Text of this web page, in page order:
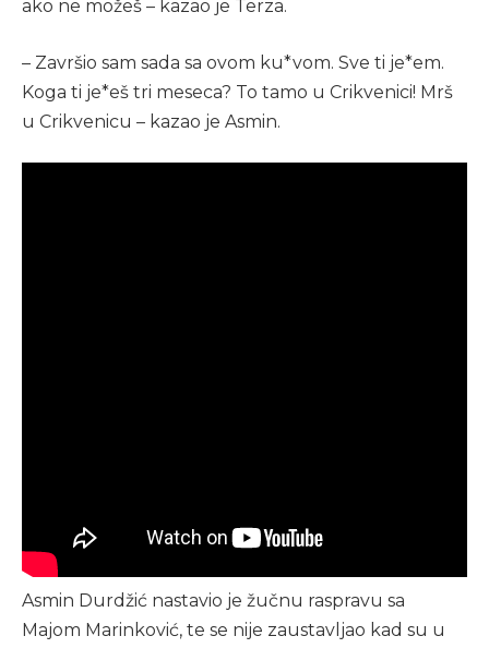
ako ne možeš – kazao je Terza.
– Završio sam sada sa ovom ku*vom. Sve ti je*em.
Koga ti je*eš tri meseca? To tamo u Crikvenici! Mrš
u Crikvenicu – kazao je Asmin.
Asmin Durdžić nastavio je žučnu raspravu sa
Majom Marinković, te se nije zaustavljao kad su u